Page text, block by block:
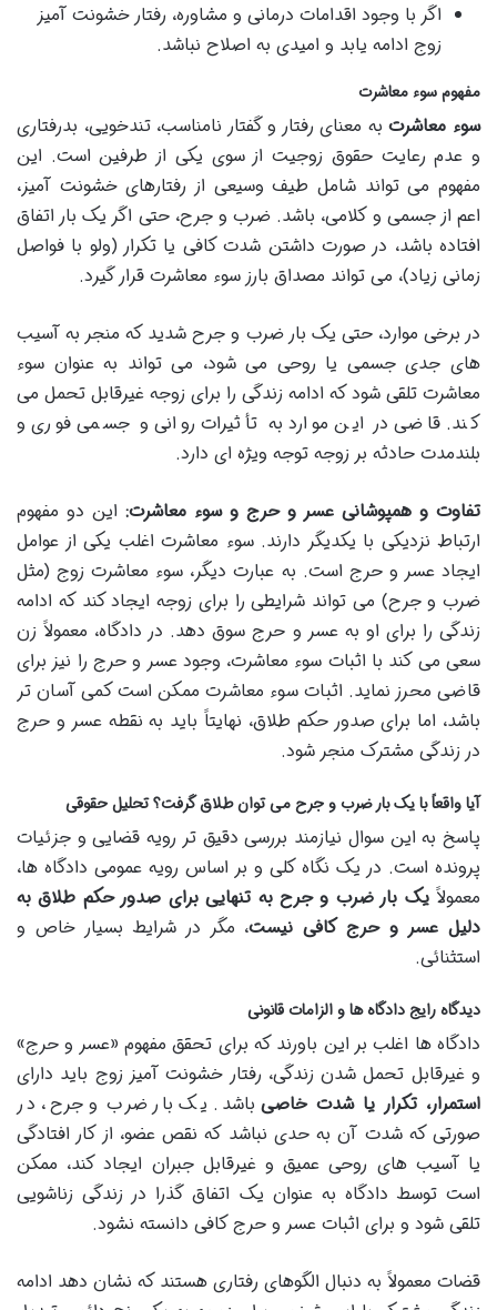
اگر با وجود اقدامات درمانی و مشاوره، رفتار خشونت آمیز
زوج ادامه یابد و امیدی به اصلاح نباشد.
مفهوم سوء معاشرت
سوء معاشرتبه معنای رفتار و گفتار نامناسب، تندخویی، بدرفتاری
و عدم رعایت حقوق زوجیت از سوی یکی از طرفین است. این
مفهوم می تواند شامل طیف وسیعی از رفتارهای خشونت آمیز،
اعم از جسمی و کلامی، باشد. ضرب و جرح، حتی اگر یک بار اتفاق
افتاده باشد، در صورت داشتن شدت کافی یا تکرار (ولو با فواصل
زمانی زیاد)، می تواند مصداق بارز سوء معاشرت قرار گیرد.
در برخی موارد، حتی یک بار ضرب و جرح شدید که منجر به آسیب
های جدی جسمی یا روحی می شود، می تواند به عنوان سوء
معاشرت تلقی شود که ادامه زندگی را برای زوجه غیرقابل تحمل می
کند. قاضی در این موارد به تأثیرات روانی و جسمی فوری و
بلندمدت حادثه بر زوجه توجه ویژه ای دارد.
تفاوت و همپوشانی عسر و حرج و سوء معاشرت: این دو مفهوم
ارتباط نزدیکی با یکدیگر دارند. سوء معاشرت اغلب یکی از عوامل
ایجاد عسر و حرج است. به عبارت دیگر، سوء معاشرت زوج (مثل
ضرب و جرح) می تواند شرایطی را برای زوجه ایجاد کند که ادامه
زندگی را برای او به عسر و حرج سوق دهد. در دادگاه، معمولاً زن
سعی می کند با اثبات سوء معاشرت، وجود عسر و حرج را نیز برای
قاضی محرز نماید. اثبات سوء معاشرت ممکن است کمی آسان تر
باشد، اما برای صدور حکم طلاق، نهایتاً باید به نقطه عسر و حرج
در زندگی مشترک منجر شود.
آیا واقعاً با یک بار ضرب و جرح می توان طلاق گرفت؟ تحلیل حقوقی
پاسخ به این سوال نیازمند بررسی دقیق تر رویه قضایی و جزئیات
پرونده است. در یک نگاه کلی و بر اساس رویه عمومی دادگاه ها،
معمولاًیک بار ضرب و جرح به تنهایی برای صدور حکم طلاق به
دلیل عسر و حرج کافی نیست، مگر در شرایط بسیار خاص و
استثنائی.
دیدگاه رایج دادگاه ها و الزامات قانونی
دادگاه ها اغلب بر این باورند که برای تحقق مفهوم «عسر و حرج»
و غیرقابل تحمل شدن زندگی، رفتار خشونت آمیز زوج باید دارای
استمرار، تکرار یا شدت خاصی باشد. یک بار ضرب و جرح، در
صورتی که شدت آن به حدی نباشد که نقص عضو، از کار افتادگی
یا آسیب های روحی عمیق و غیرقابل جبران ایجاد کند، ممکن
است توسط دادگاه به عنوان یک اتفاق گذرا در زندگی زناشویی
تلقی شود و برای اثبات عسر و حرج کافی دانسته نشود.
قضات معمولاً به دنبال الگوهای رفتاری هستند که نشان دهد ادامه